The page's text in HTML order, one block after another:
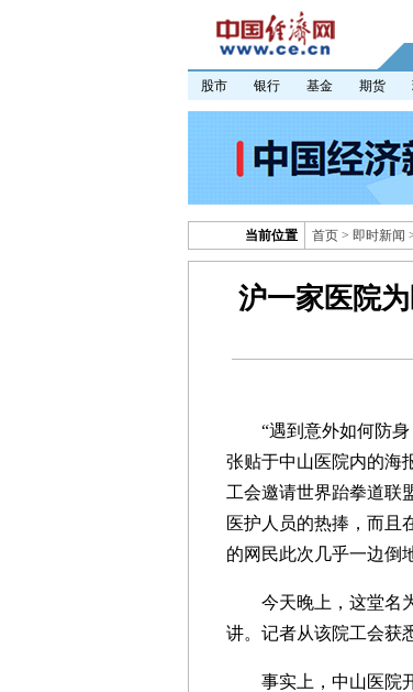
股市
银行 基金 期货
当前位置 首页 > 即时新闻
沪一家医院
“遇到意外如何防身
张贴于中山医院内的海
工会邀请世界跆拳道联
医护人员的热捧，而且
的网民此次几乎一边倒
今天晚上，这堂名为
讲。记者从该院工会获
事实上，中山医院开